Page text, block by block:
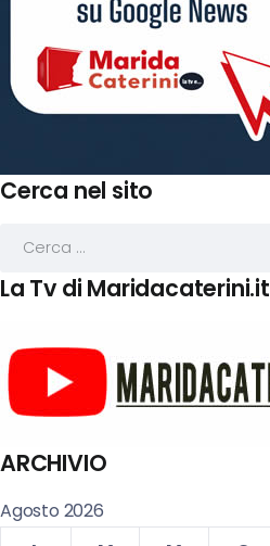
Cerca nel sito
La Tv di Maridacaterini.it
ARCHIVIO
Agosto 2026